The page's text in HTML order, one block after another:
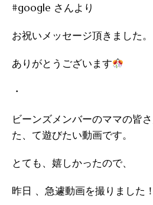
#google さんより
お祝いメッセージ頂きました。
ありがとうございます
・
ビーンズメンバーのママの皆
た、て遊びたい動画です。
とても、嬉しかったので、
昨日 、急遽動画を撮りました！